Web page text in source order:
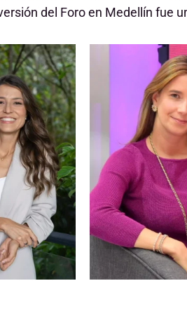
del Foro en Medellín fue